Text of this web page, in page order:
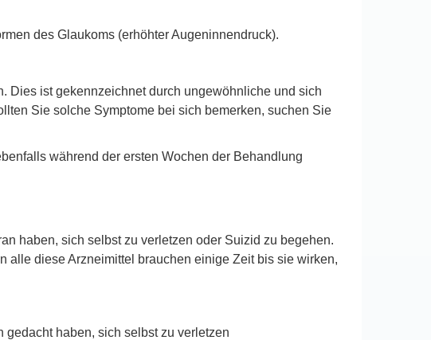
des Glaukoms (erhöhter Augeninnendruck).
Dies ist gekennzeichnet durch ungewöhnliche und sich
Sie solche Symptome bei sich bemerken, suchen Sie
während der ersten Wochen der Behandlung
haben, sich selbst zu verletzen oder Suizid zu begehen.
alle diese Arzneimittel brauchen einige Zeit bis sie wirken,
haben, sich selbst zu verletzen